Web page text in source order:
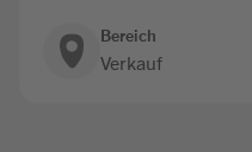
Bereich
Verkauf